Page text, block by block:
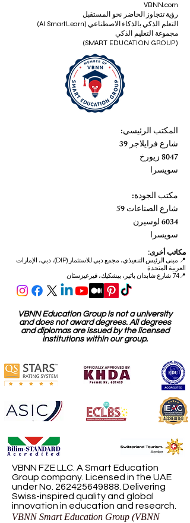
VBNN.com
رؤية تتجاوز الحاضر نحو المستقبل
التعلم الذكي بالذكاء الاصطناعي (AI SmartLearn)
مجموعة التعليم الذكي
(SMART EDUCATION GROUP)
المكتب الرئيسي:
شارع فرايلاجر 39
8047 زيورخ
سويسرا
مكتب الجودة:
شارع الصناعات 59
6034 لوسيرن
سويسرا
مكاتب أخرى:
📍
مبنى الرئيس التنفيذي، مجمع دبي للاستثمار (DIP)، دبي، الإمارات
العربية المتحدة
📍74 شارع شابدان باتير، بيشكيك، قيرغيزستان
VBNN Education Group is not a university
and does not award degrees. All degrees
and diplomas are issued by the licensed
institutions within our group.
VBNN FZE LLC. A Smart Education
Group company. Licensed in the UAE
under No. 262425649888. Delivering
Swiss-inspired quality and global
innovation in education and research.
VBNN Smart Education Group (VBNN